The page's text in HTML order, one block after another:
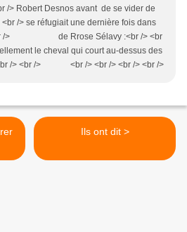
/> Robert Desnos avant de se vider de
/> se réfugiait une dernière fois dans
<br /> de Rrose Sélavy :<br /> <br
le cheval qui court au-dessus des
/> <br /> <br /> <br /> <br /> <br />
Ils ont dit >